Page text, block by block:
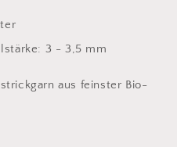
3 - 3,5 mm
aus feinster Bio-